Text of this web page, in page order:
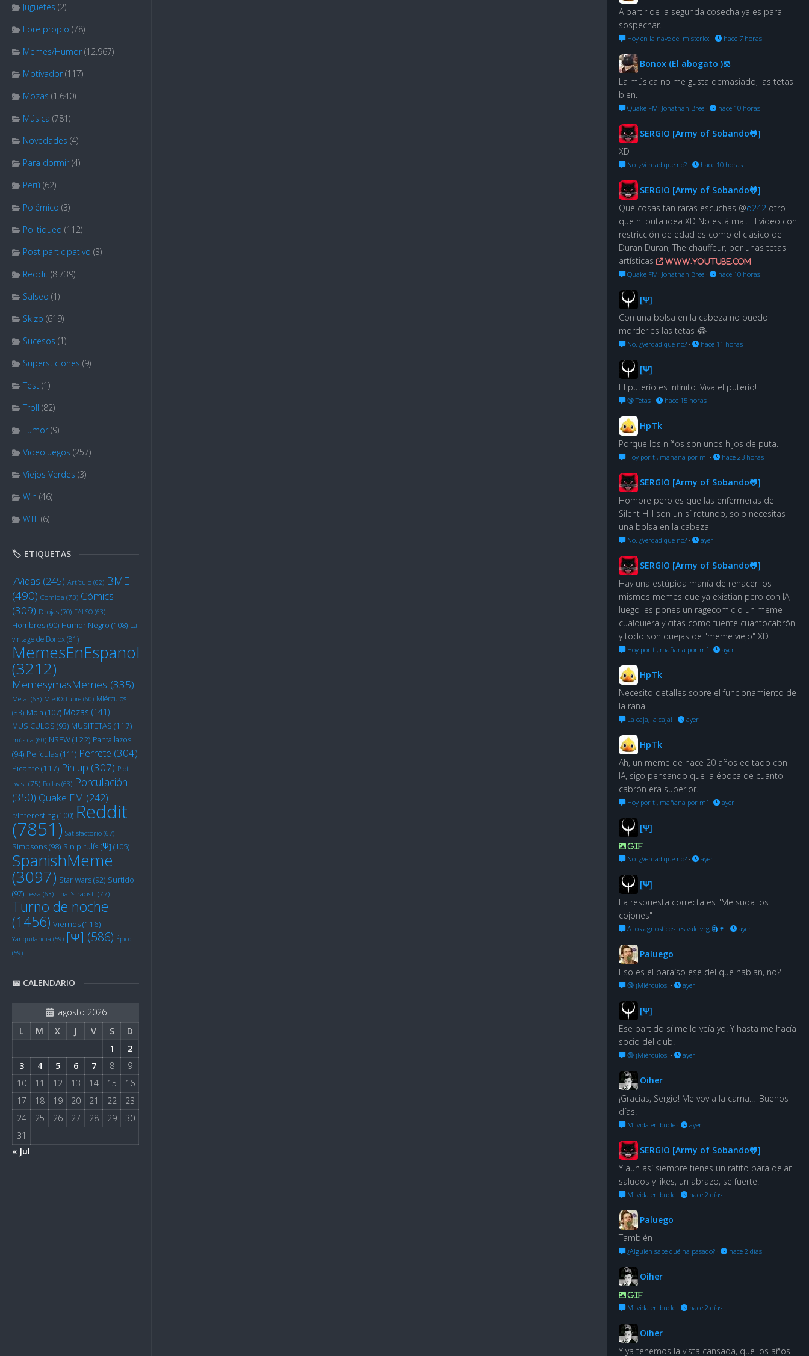
Juguetes (2)
Lore propio (78)
Memes/Humor (12.967)
Motivador (117)
Mozas (1.640)
Música (781)
Novedades (4)
Para dormir (4)
Perú (62)
Polémico (3)
Politiqueo (112)
Post participativo (3)
Reddit (8.739)
Salseo (1)
Skizo (619)
Sucesos (1)
Supersticiones (9)
Test (1)
Troll (82)
Tumor (9)
Videojuegos (257)
Viejos Verdes (3)
Win (46)
WTF (6)
🏷️ ETIQUETAS
7Vidas (245) Artículo (62) BME
(490) Comida (73) Cómics
(309) Drojas (70) FALSO (63)
Hombres(90) Humor Negro (108) La
vintage de Bonox(81)
MemesEnEspanol
(3212)
MemesymasMemes (335)
Metal (63) MiedOctubre (60) Miérculos
(83) Mola (107) Mozas (141)
MUSICULOS (93) MUSITETAS (117)
música (60) NSFW(122) Pantallazos
(94) Películas(111) Perrete (304)
Picante (117) Pin up (307) Plot
twist (75) Pollas (63) Porculación
(350) Quake FM (242)
r/Interesting(100) Reddit
(7851) Satisfactorio (67)
Simpsons(98) Sin pirulís [Ψ] (105)
SpanishMeme
(3097) Star Wars(92) Surtido
(97) Tessa (63) That's racist! (77)
Turno de noche
(1456) Viernes(116)
Yanquilandia (59) [Ψ] (586) Épico
(59)
📅 CALENDARIO
agosto 2026
L
M X J V S
D
1
2
3
4 5 6 7 8
9
10
11 12 13 14 15
16
17
18 19 20 21 22
23
24
25 26 27 28 29
30
31
« Jul
A partir de la segunda cosecha ya es para
sospechar.
Hoy en la nave del misterio: · hace 7 horas
Bonox (El abogato )⚖
La música no me gusta demasiado, las tetas
bien.
Quake FM: Jonathan Bree · hace 10 horas
SERGIO [Army of Sobando🐸]
XD
No. ¿Verdad que no? · hace 10 horas
SERGIO [Army of Sobando🐸]
Qué cosas tan raras escuchas @q242 otro
que ni puta idea XD No está mal. El vídeo con
restricción de edad es como el clásico de
Duran Duran, The chauffeur, por unas tetas
artísticas
www.youtube.com
Quake FM: Jonathan Bree · hace 10 horas
[Ψ]
Con una bolsa en la cabeza no puedo
morderles las tetas 😂
No. ¿Verdad que no? · hace 11 horas
[Ψ]
El puterío es infinito. Viva el puterío!
🔞 Tetas · hace 15 horas
HpTk
Porque los niños son unos hijos de puta.
Hoy por ti, mañana por mí · hace 23 horas
SERGIO [Army of Sobando🐸]
Hombre pero es que las enfermeras de
Silent Hill son un sí rotundo, solo necesitas
una bolsa en la cabeza
No. ¿Verdad que no? · ayer
SERGIO [Army of Sobando🐸]
Hay una estúpida manía de rehacer los
mismos memes que ya existian pero con IA,
luego les pones un ragecomic o un meme
cualquiera y citas como fuente cuantocabrón
y todo son quejas de "meme viejo" XD
Hoy por ti, mañana por mí · ayer
HpTk
Necesito detalles sobre el funcionamiento de
la rana.
La caja, la caja! · ayer
HpTk
Ah, un meme de hace 20 años editado con
IA, sigo pensando que la época de cuanto
cabrón era superior.
Hoy por ti, mañana por mí · ayer
[Ψ]
GIF
No. ¿Verdad que no? · ayer
[Ψ]
La respuesta correcta es "Me suda los
cojones"
A los agnosticos les vale vrg 🗿🍷 · ayer
Paluego
Eso es el paraíso ese del que hablan, no?
🔞 ¡Miérculos! · ayer
[Ψ]
Ese partido sí me lo veía yo. Y hasta me hacía
socio del club.
🔞 ¡Miérculos! · ayer
Oiher
¡Gracias, Sergio! Me voy a la cama... ¡Buenos
días!
Mi vida en bucle · ayer
SERGIO [Army of Sobando🐸]
Y aun así siempre tienes un ratito para dejar
saludos y likes, un abrazo, se fuerte!
Mi vida en bucle · hace 2 días
Paluego
También
¿Alguien sabe qué ha pasado? · hace 2 días
Oiher
GIF
Mi vida en bucle · hace 2 días
Oiher
Y ya tenemos la vista cansada, que los años